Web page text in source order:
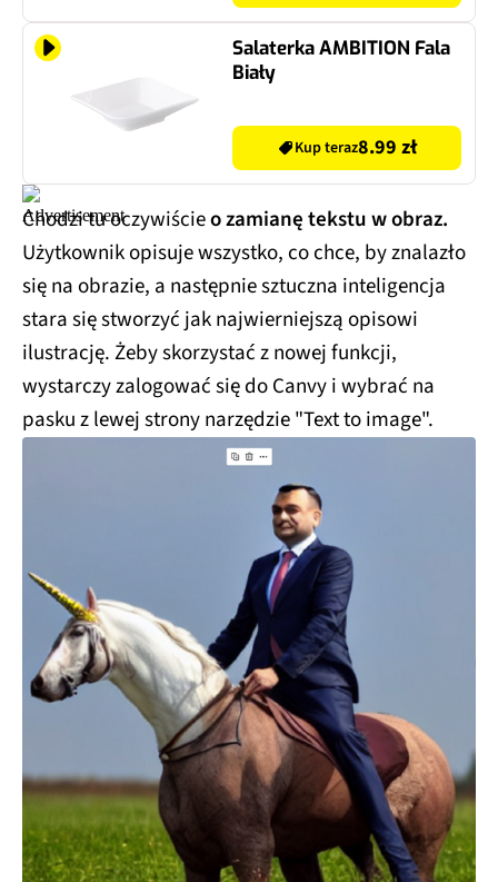
Salaterka AMBITION Fala
Biały
Kup teraz8.99 zł
Chodzi tu oczywiścieo zamianę tekstu w obraz.
Użytkownik opisuje wszystko, co chce, by znalazło
się na obrazie, a następnie sztuczna inteligencja
stara się stworzyć jak najwierniejszą opisowi
ilustrację. Żeby skorzystać z nowej funkcji,
wystarczy zalogować się do Canvy i wybrać na
pasku z lewej strony narzędzie "Text to image".